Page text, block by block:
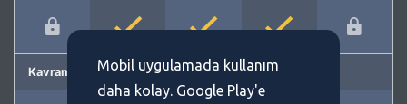
Kavram önermeMobil uygulamada kullanım
daha kolay. Google Play'e